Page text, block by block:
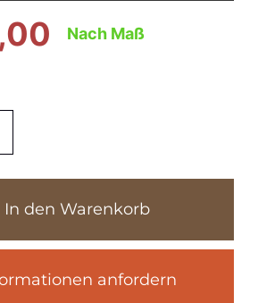
Nach Maß
In den Warenkorb
anfordern